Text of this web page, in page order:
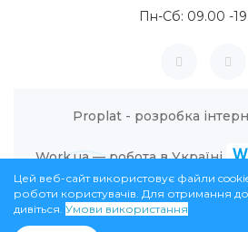
Пн-Сб: 09.00 -
Proplat - розробка
Work.ua — робота в Україні
магазин InWarm
Цей веб-сайт використовує файли
роботи користувачів. Для отримання
дивіться. Умови використання